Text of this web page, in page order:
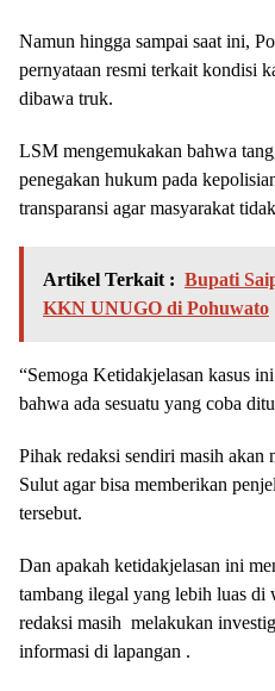
Namun hingga sampai saat ini,
pernyataan resmi terkait kondisi
dibawa truk.
LSM mengemukakan bahwa
penegakan hukum pada
transparansi agar masyarakat
Artikel Terkait : Bupati
KKN UNUGO di Pohuwato
“Semoga Ketidakjelasan kasus
bahwa ada sesuatu yang coba
Pihak redaksi sendiri masih akan
Sulut agar bisa memberikan
tersebut.
Dan apakah ketidakjelasan ini
tambang ilegal yang lebih luas
redaksi masih melakukan
informasi di lapangan .